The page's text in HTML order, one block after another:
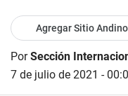
Agregar Sitio
PorSección
7 de julio de 2021 -